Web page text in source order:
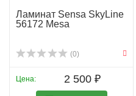
Ламинат Sensa SkyLine
56172 Mesa
(0)
Цена: 2 500 ₽